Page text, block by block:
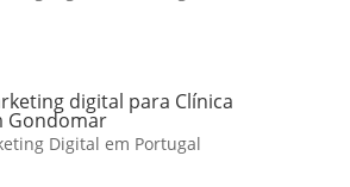
digital para Clínica
Gondomar
Digital em Portugal